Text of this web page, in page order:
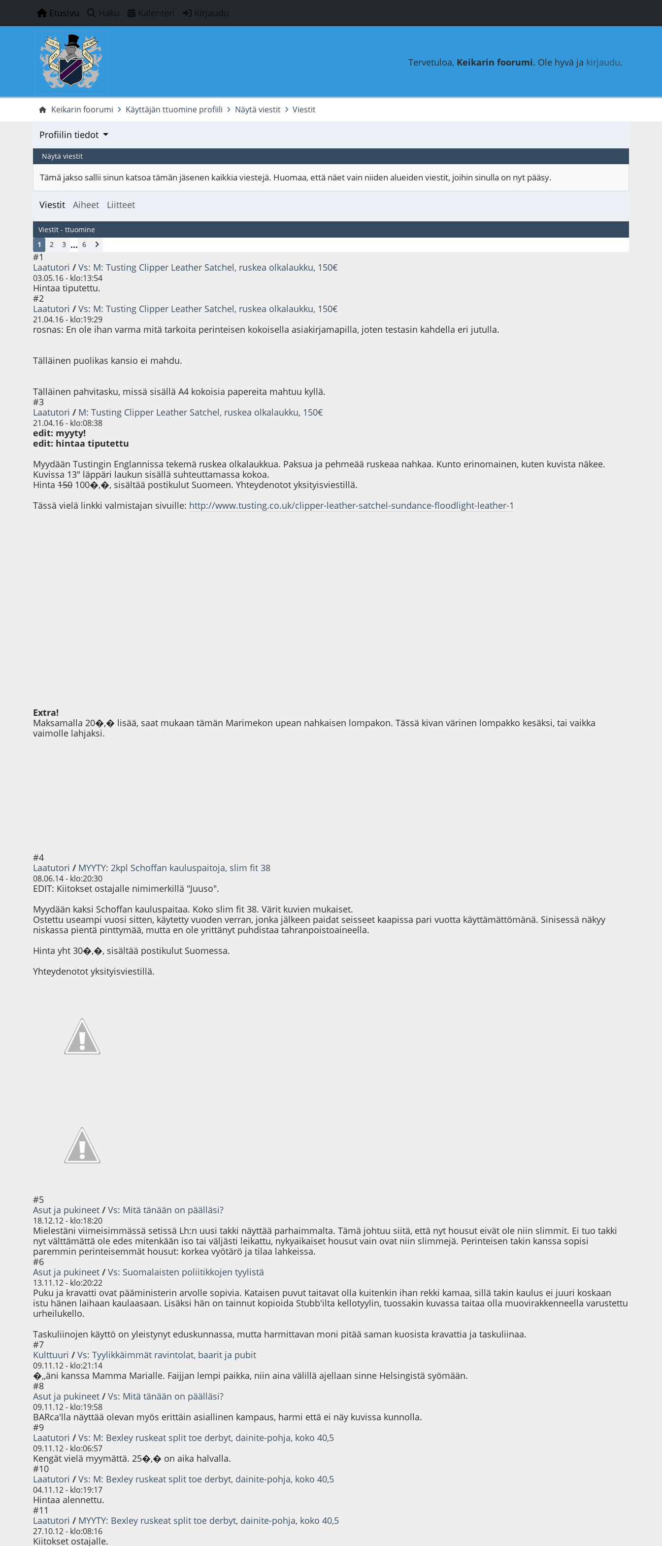
Etusivu Haku Kalenteri Kirjaudu
Tervetuloa, Keikarin foorumi. Ole hyvä ja kirjaudu.
Keikarin foorumi Käyttäjän ttuomine profiili Näytä viestit Viestit
Profiilin tiedot
Näytä viestit
Tämä jakso sallii sinun katsoa tämän jäsenen kaikkia viestejä. Huomaa, että näet vain niiden alueiden viestit, joihin sinulla on nyt pääsy.
Viestit Aiheet Liitteet
Viestit - ttuomine
1
2 3 ... 6
#1
Laatutori /Vs: M: Tusting Clipper Leather Satchel, ruskea olkalaukku, 150€
03.05.16 - klo:13:54
Hintaa tiputettu.
#2
Laatutori /Vs: M: Tusting Clipper Leather Satchel, ruskea olkalaukku, 150€
21.04.16 - klo:19:29
rosnas: En ole ihan varma mitä tarkoita perinteisen kokoisella asiakirjamapilla, joten testasin kahdella eri jutulla.
Tälläinen puolikas kansio ei mahdu.
Tälläinen pahvitasku, missä sisällä A4 kokoisia papereita mahtuu kyllä.
#3
Laatutori / M: Tusting Clipper Leather Satchel, ruskea olkalaukku, 150€
21.04.16 - klo:08:38
edit: myyty!
edit: hintaa tiputettu
Myydään Tustingin Englannissa tekemä ruskea olkalaukkua. Paksua ja pehmeää ruskeaa nahkaa. Kunto erinomainen, kuten kuvista näkee.
Kuvissa 13" läppäri laukun sisällä suhteuttamassa kokoa.
Hinta150100�,�, sisältää postikulut Suomeen. Yhteydenotot yksityisviestillä.
Tässä vielä linkki valmistajan sivuille: http://www.tusting.co.uk/clipper-leather-satchel-sundance-floodlight-leather-1
Extra!
Maksamalla 20�,� lisää, saat mukaan tämän Marimekon upean nahkaisen lompakon. Tässä kivan värinen lompakko kesäksi, tai vaikka
vaimolle lahjaksi.
#4
Laatutori / MYYTY: 2kpl Schoffan kauluspaitoja, slim fit 38
08.06.14 - klo:20:30
EDIT: Kiitokset ostajalle nimimerkillä "Juuso".
Myydään kaksi Schoffan kauluspaitaa. Koko slim fit 38. Värit kuvien mukaiset.
Ostettu useampi vuosi sitten, käytetty vuoden verran, jonka jälkeen paidat seisseet kaapissa pari vuotta käyttämättömänä. Sinisessä näkyy
niskassa pientä pinttymää, mutta en ole yrittänyt puhdistaa tahranpoistoaineella.
Hinta yht 30�,�, sisältää postikulut Suomessa.
Yhteydenotot yksityisviestillä.
#5
Asut ja pukineet /Vs: Mitä tänään on päälläsi?
18.12.12 - klo:18:20
Mielestäni viimeisimmässä setissä Lh:n uusi takki näyttää parhaimmalta. Tämä johtuu siitä, että nyt housut eivät ole niin slimmit. Ei tuo takki
nyt välttämättä ole edes mitenkään iso tai väljästi leikattu, nykyaikaiset housut vain ovat niin slimmejä. Perinteisen takin kanssa sopisi
paremmin perinteisemmät housut: korkea vyötärö ja tilaa lahkeissa.
#6
Asut ja pukineet /Vs: Suomalaisten poliitikkojen tyylistä
13.11.12 - klo:20:22
Puku ja kravatti ovat pääministerin arvolle sopivia. Kataisen puvut taitavat olla kuitenkin ihan rekki kamaa, sillä takin kaulus ei juuri koskaan
istu hänen laihaan kaulaasaan. Lisäksi hän on tainnut kopioida Stubb'ilta kellotyylin, tuossakin kuvassa taitaa olla muovirakkenneella varustettu
urheilukello.
Taskuliinojen käyttö on yleistynyt eduskunnassa, mutta harmittavan moni pitää saman kuosista kravattia ja taskuliinaa.
#7
Kulttuuri /Vs: Tyylikkäimmät ravintolat, baarit ja pubit
09.11.12 - klo:21:14
�,,äni kanssa Mamma Marialle. Faijjan lempi paikka, niin aina välillä ajellaan sinne Helsingistä syömään.
#8
Asut ja pukineet /Vs: Mitä tänään on päälläsi?
09.11.12 - klo:19:58
BARca'lla näyttää olevan myös erittäin asiallinen kampaus, harmi että ei näy kuvissa kunnolla.
#9
Laatutori /Vs: M: Bexley ruskeat split toe derbyt, dainite-pohja, koko 40,5
09.11.12 - klo:06:57
Kengät vielä myymättä. 25�,� on aika halvalla.
#10
Laatutori /Vs: M: Bexley ruskeat split toe derbyt, dainite-pohja, koko 40,5
04.11.12 - klo:19:17
Hintaa alennettu.
#11
Laatutori / MYYTY: Bexley ruskeat split toe derbyt, dainite-pohja, koko 40,5
27.10.12 - klo:08:16
Kiitokset ostajalle.